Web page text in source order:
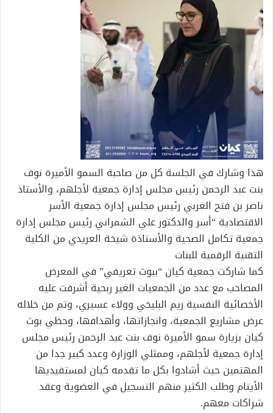
هذا وشارك في الجلسة كل من صاحبة السمو الأميرة نوف
بنت عبد الرحمن رئيس مجلس إدارة جمعية لأجلهم، والأستاذ
ناصر بن فتح الغربي رئيس مجلس إدارة جمعية الأسر
الاقتصادية “أسر والدكتور علي الشمراني رئيس مجلس إدارة
جمعية تكامل الصحية والأستاذة شيخة العريدي من الكلية
التقنية الرقمية للبنات
كما شاركت جمعية كيان “ببوث تعريفي” في المعرض
المصاحب مع عدد من الجمعيات الغير ربحية أشرفت عليه
الأخصائية النفسية ريم البليخي وولاء عسيري، وتم من خلاله
عرض مشاريع الجمعية، وانجازاتها، وأهدافها، وحظي بوث
كيان بزيارة سمو الأميرة نوف بنت عبد الرحمن رئيس مجلس
إدارة جمعية لأجلهم، وممثلي الوزارة وعدد كبير جدا من
المهتمين حيث أشادوا بكل ما تقدمه كيان لمستفيديها
الأيتام وطلب الكثير منهم التسجيل في العضوية وعقد
شراكات معهم.